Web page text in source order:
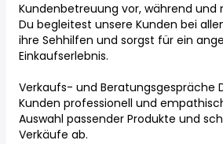
Kundenbetreuung vor, während und
Du begleitest unsere Kunden bei
ihre Sehhilfen und sorgst für ein
Einkaufserlebnis.
Verkaufs- und Beratungsgespräche
Kunden professionell und
Auswahl passender Produkte und
Verkäufe ab.